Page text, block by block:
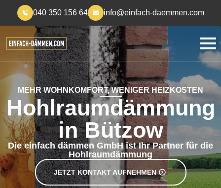
040 350 156 64 info@einfach-daemmen.com
MEHR WOHNKOMFORT, WENIGER HEIZKOSTEN
Hohlraumdämmung
in Bützow
Die einfach dämmen GmbH ist Ihr Partner für die
Hohlraumdämmung
JETZT KONTAKT AUFNEHMEN